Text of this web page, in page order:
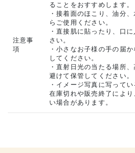
注意事
項
ることをおすすめします。
・接着面のほこり、油分
らご使用ください。
・直接肌に貼ったり、口
さい。
・小さなお子様の手の届
してください。
・直射日光の当たる場所
避けて保管してください。
・イメージ写真に写って
在庫切れや販売終了によ
い場合があります。